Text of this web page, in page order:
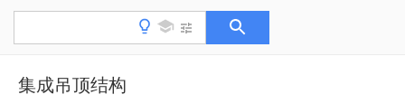
集成吊顶结构